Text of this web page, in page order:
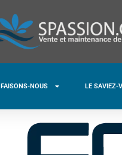
NOUS LE SAVIEZ-